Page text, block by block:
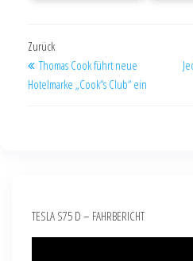
Zurück
Thomas Cook führt neue
Hotelmarke „Cook“s Club“ ein
TESLA S75 D – FAHRBERICHT